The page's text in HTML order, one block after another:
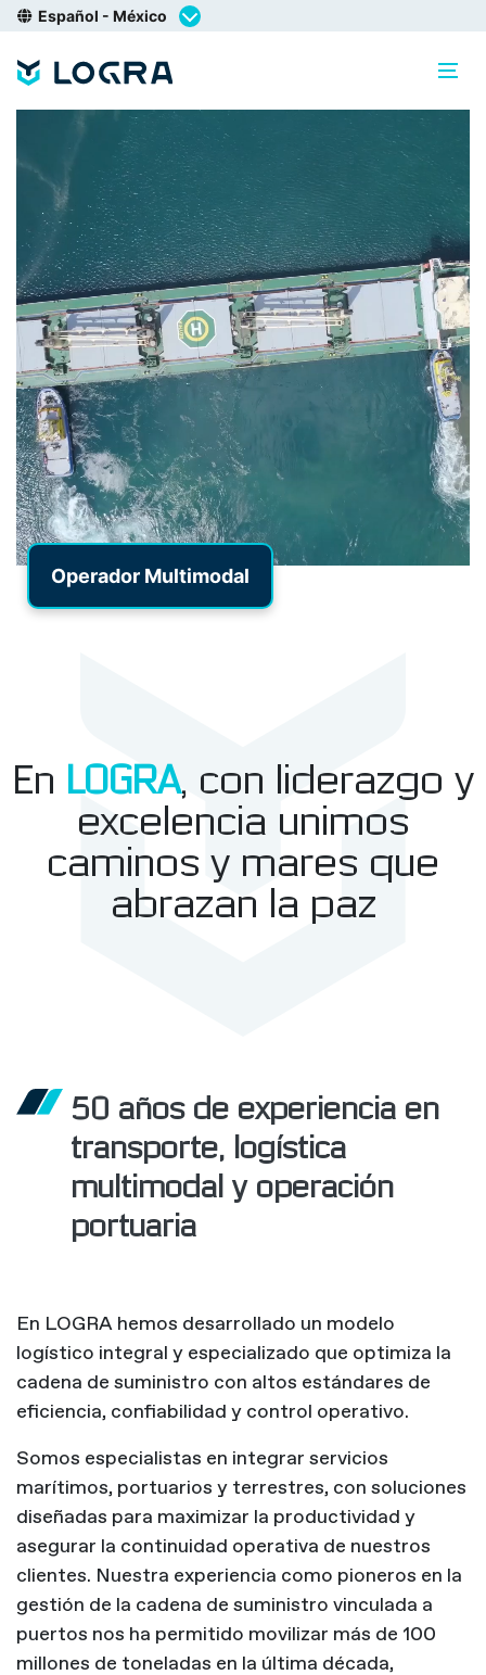
Español - México
Operador Multimodal
En LOGRA, con liderazgo y
excelencia unimos
caminos y mares que
abrazan la paz
50 años de experiencia en
transporte, logística
multimodal y operación
portuaria
En LOGRA hemos desarrollado un modelo
logístico integral y especializado que optimiza la
cadena de suministro con altos estándares de
eficiencia, confiabilidad y control operativo.
Somos especialistas en integrar servicios
marítimos, portuarios y terrestres, con soluciones
diseñadas para maximizar la productividad y
asegurar la continuidad operativa de nuestros
clientes. Nuestra experiencia como pioneros en la
gestión de la cadena de suministro vinculada a
puertos nos ha permitido movilizar más de 100
millones de toneladas en la última década,